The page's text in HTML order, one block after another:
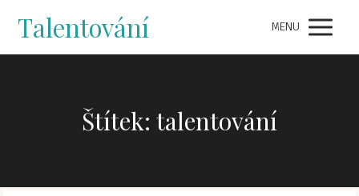
Talentování MENU
Štítek: talentování